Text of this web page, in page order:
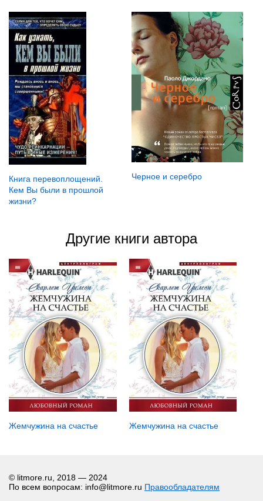
Книга перевоплощений.
Кем Вы были в прошлой
жизни?
Черное и серебро
Другие книги автора
Жемчужина на счастье Жемчужина на счастье
© litmore.ru, 2018 — 2024
По всем вопросам: info@litmore.ru Правообладателям